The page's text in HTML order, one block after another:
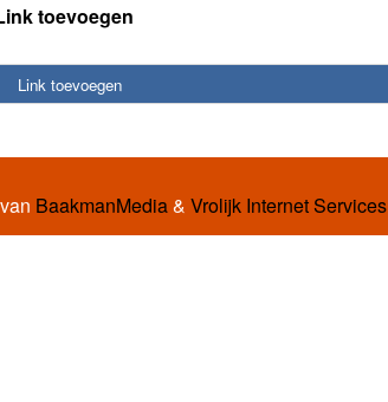
toevoegen
Link toevoegen
BaakmanMedia& Vrolijk Internet Services